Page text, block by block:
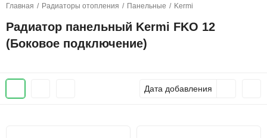
Главная / Радиаторы отопления / Панельные / Kermi
Радиатор панельный Kermi FKO 12
(Боковое подключение)
Дата добавления